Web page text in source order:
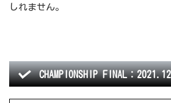
しれません。
CHAMPIONSHIP FINAL：2021.12